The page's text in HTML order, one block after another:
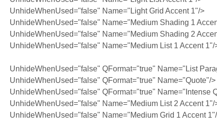
UnhideWhenUsed="false" Name="Light Grid Accent 1"/>
UnhideWhenUsed="false" Name="Medium Shading 1
UnhideWhenUsed="false" Name="Medium Shading 2
UnhideWhenUsed="false" Name="Medium List 1 Accent 1"/
UnhideWhenUsed="false" QFormat="true" Name="List
UnhideWhenUsed="false" QFormat="true" Name="Quote"/>
UnhideWhenUsed="false" QFormat="true" Name="Intense
UnhideWhenUsed="false" Name="Medium List 2 Accent 1"/
UnhideWhenUsed="false" Name="Medium Grid 1 Accent